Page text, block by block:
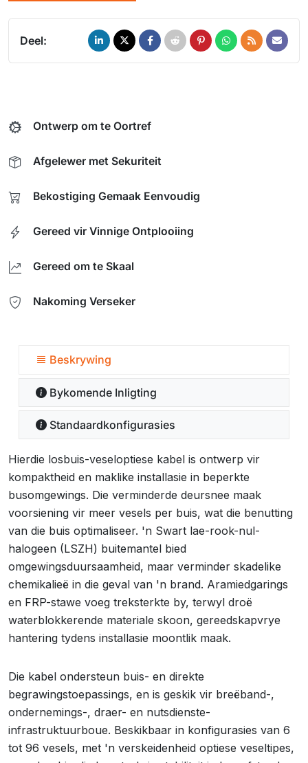
Deel:
Ontwerp om te Oortref
Afgelewer met Sekuriteit
Bekostiging Gemaak Eenvoudig
Gereed vir Vinnige Ontplooiing
Gereed om te Skaal
Nakoming Verseker
Beskrywing
Bykomende Inligting
Standaardkonfigurasies
Hierdie losbuis-veseloptiese kabel is ontwerp vir
kompaktheid en maklike installasie in beperkte
busomgewings. Die verminderde deursnee maak
voorsiening vir meer vesels per buis, wat die benutting
van die buis optimaliseer. 'n Swart lae-rook-nul-
halogeen (LSZH) buitemantel bied
omgewingsduursaamheid, maar verminder skadelike
chemikalieë in die geval van 'n brand. Aramiedgarings
en FRP-stawe voeg treksterkte by, terwyl droë
waterblokkerende materiale skoon, gereedskapvrye
hantering tydens installasie moontlik maak.
Die kabel ondersteun buis- en direkte
begrawingstoepassings, en is geskik vir breëband-,
ondernemings-, draer- en nutsdienste-
infrastruktuurboue. Beskikbaar in konfigurasies van 6
tot 96 vesels, met 'n verskeidenheid optiese veseltipes,